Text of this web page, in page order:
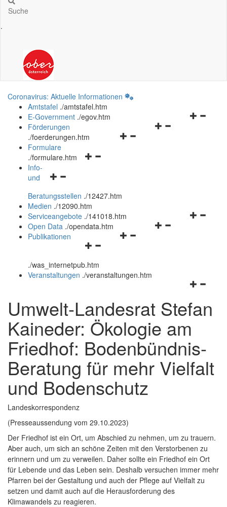
Suche
.
Coronavirus: Aktuelle Informationen
Amtstafel ./amtstafel.htm
Navigationsmenü
E-Government ./egov.htm
Navigationsmenü
Förderungen
./foerderungen.htm
Navigationsmenü
Formulare
./formulare.htm
Navigationsmenü
und
schließen
Info-
und
Beratungsstellen ./12427.htm
Medien ./12090.htm
Navigationsmenü
Serviceangebote ./141018.htm
Navigationsmenü
Open Data ./opendata.htm
Navigationsmenü
und
schließen
Publikationen
./was_internetpub.htm
und
schließen
Veranstaltungen ./veranstaltungen.htm
Umwelt-Landesrat Stefan
Kaineder: Ökologie am
Friedhof: Bodenbündnis-
Beratung für mehr Vielfalt
und Bodenschutz
Landeskorrespondenz
(Presseaussendung vom 29.10.2023)
Der Friedhof ist ein Ort, um Abschied zu nehmen, um zu trauern.
Aber auch, um sich an schöne Zeiten mit den Verstorbenen zu
erinnern und um zu verweilen. Daher sollte ein Friedhof ein Ort
für Lebende und das Leben sein. Deshalb versuchen immer mehr
Pfarren bei der Gestaltung und auch der Pflege auf Vielfalt zu
setzen und damit auch auf die Herausforderung des
Klimawandels zu reagieren.